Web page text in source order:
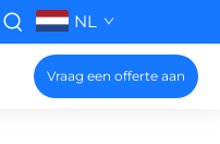
NL
Vraag een offerte aan